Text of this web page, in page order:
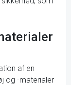
af en
og -materialer